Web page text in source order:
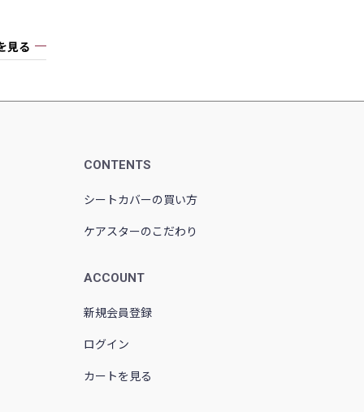
見る
CONTENTS
シートカバーの買い方
ケアスターのこだわり
ACCOUNT
新規会員登録
ログイン
カートを見る